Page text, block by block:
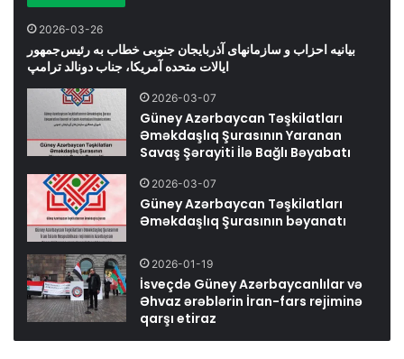
2026-03-26
بیانیه احزاب و سازمانهای آذربایجان جنوبی خطاب به رئیس‌جمهور
ایالات متحده آمریکا، جناب دونالد ترامپ
2026-03-07
Güney Azərbaycan Təşkilatları
Əməkdaşlıq Şurasının Yaranan
Savaş Şərayiti İlə Bağlı Bəyabatı
2026-03-07
Güney Azərbaycan Təşkilatları
Əməkdaşlıq Şurasının bəyanatı
2026-01-19
İsveçdə Güney Azərbaycanlılar və
Əhvaz ərəblərin İran-fars rejiminə
qarşı etiraz